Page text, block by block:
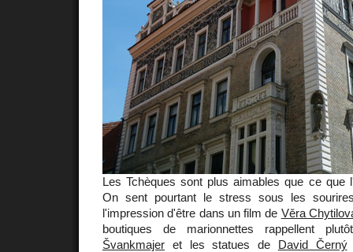
Les Tchèques sont plus aimables que ce que
On sent pourtant le stress sous les
l'impression d'être dans un film de Věra
boutiques de marionnettes rappellent
Švankmajer et les statues de David Černý